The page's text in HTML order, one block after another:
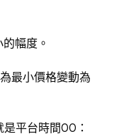
幅度。
最小價格變動為
平台時間00：